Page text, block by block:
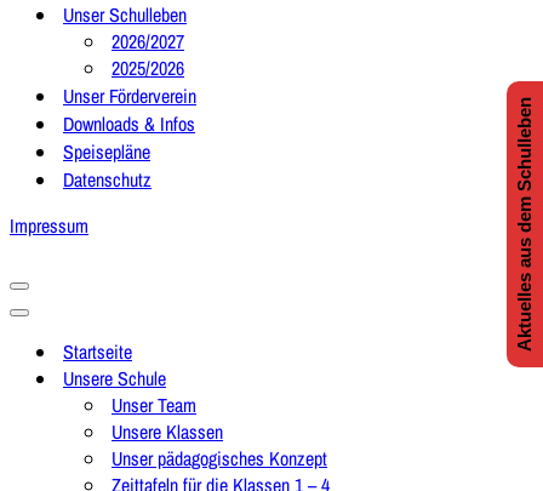
Unser Schulleben
2026/2027
2025/2026
Unser Förderverein
Downloads & Infos
Speisepläne
Datenschutz
Impressum
Navigationsmenü
Navigationsmenü
Startseite
Unsere Schule
Unser Team
Unsere Klassen
Unser pädagogisches Konzept
Zeittafeln für die Klassen 1 – 4
Aktuelles aus dem Schulleben